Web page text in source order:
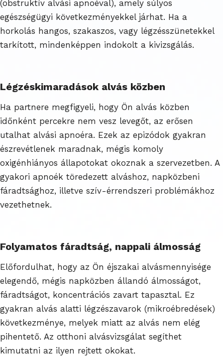
(obstruktív alvási apnoéval), amely súlyos
egészségügyi következményekkel járhat. Ha a
horkolás hangos, szakaszos, vagy légzésszünetekkel
tarkított, mindenképpen indokolt a kivizsgálás.
Légzéskimaradások alvás közben
Ha partnere megfigyeli, hogy Ön alvás közben
időnként percekre nem vesz levegőt, az erősen
utalhat alvási apnoéra. Ezek az epizódok gyakran
észrevétlenek maradnak, mégis komoly
oxigénhiányos állapotokat okoznak a szervezetben. A
gyakori apnoék töredezett alváshoz, napközbeni
fáradtsághoz, illetve szív-érrendszeri problémákhoz
vezethetnek.
Folyamatos fáradtság, nappali álmosság
Előfordulhat, hogy az Ön éjszakai alvásmennyisége
elegendő, mégis napközben állandó álmosságot,
fáradtságot, koncentrációs zavart tapasztal. Ez
gyakran alvás alatti légzészavarok (mikroébredések)
következménye, melyek miatt az alvás nem elég
pihentető. Az otthoni alvásvizsgálat segíthet
kimutatni az ilyen rejtett okokat.